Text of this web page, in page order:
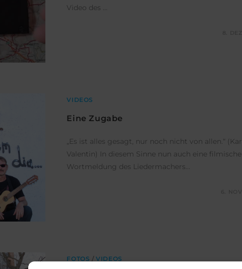
Video des …
VIDEOS
Eine Zugabe
„Es ist alles gesagt, nur noch nicht von allen.“ (Karl
Valentin) In diesem Sinne nun auch eine filmische
Wortmeldung des Liedermachers…
FOTOS /VIDEOS